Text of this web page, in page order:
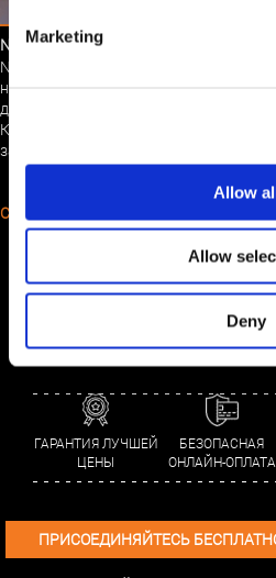
Marketing
Allow
Allow
Deny
NYX HOTEL NICOSIA
NYX Hotel Nicosia – это совершенно
найдется все необходимое как для
для приятного отдыха в одном из
Кипра. Позвольте нам быть вашими
захватывающем путешествии в мир
СКОРО
БРОНИРУЙТЕ НА САЙТЕ И
Присоединяйтесь к нам сегодня,
Начните зарабатывать скидку при
ГАРАНТИЯ ЛУЧШЕЙ
ЦЕНЫ
БЕЗОПАСНАЯ
ОНЛАЙН-ОПЛАТА
ПРИСОЕДИНЯЙТЕСЬ